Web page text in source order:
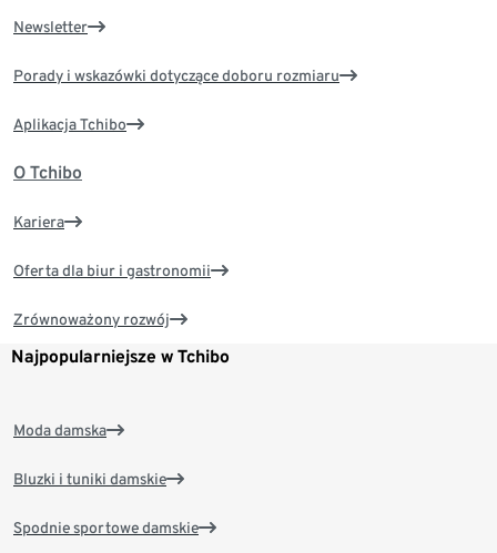
Newsletter
Porady i wskazówki dotyczące doboru rozmiaru
Aplikacja Tchibo
O Tchibo
Kariera
Oferta dla biur i gastronomii
Zrównoważony rozwój
Najpopularniejsze w Tchibo
Moda damska
Bluzki i tuniki damskie
Spodnie sportowe damskie